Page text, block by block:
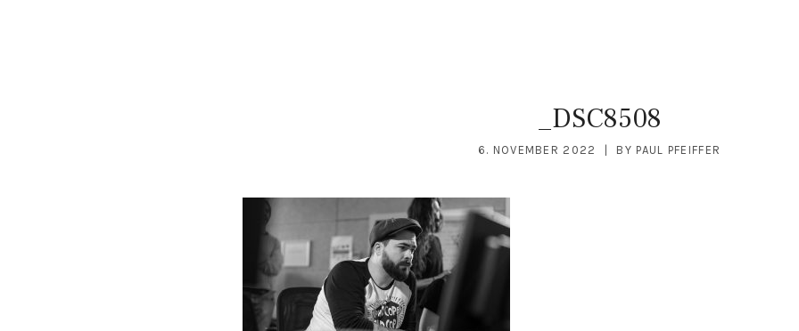
_DSC8508
6. NOVEMBER 2022 BY PAUL PFEIFFER